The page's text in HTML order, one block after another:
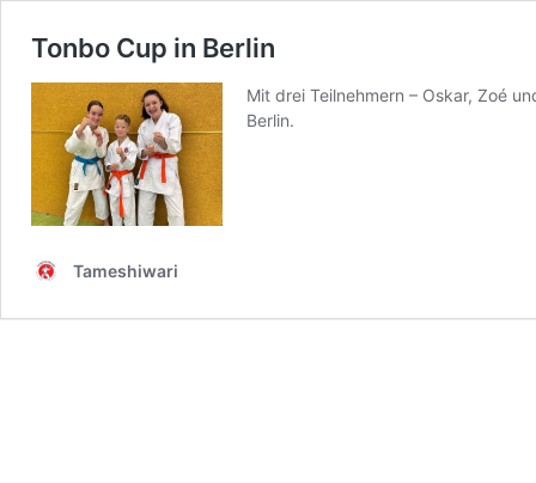
Tonbo Cup in Berlin
Mit drei Teilnehmern – Oskar, Zoé
Berlin.
Tameshiwari